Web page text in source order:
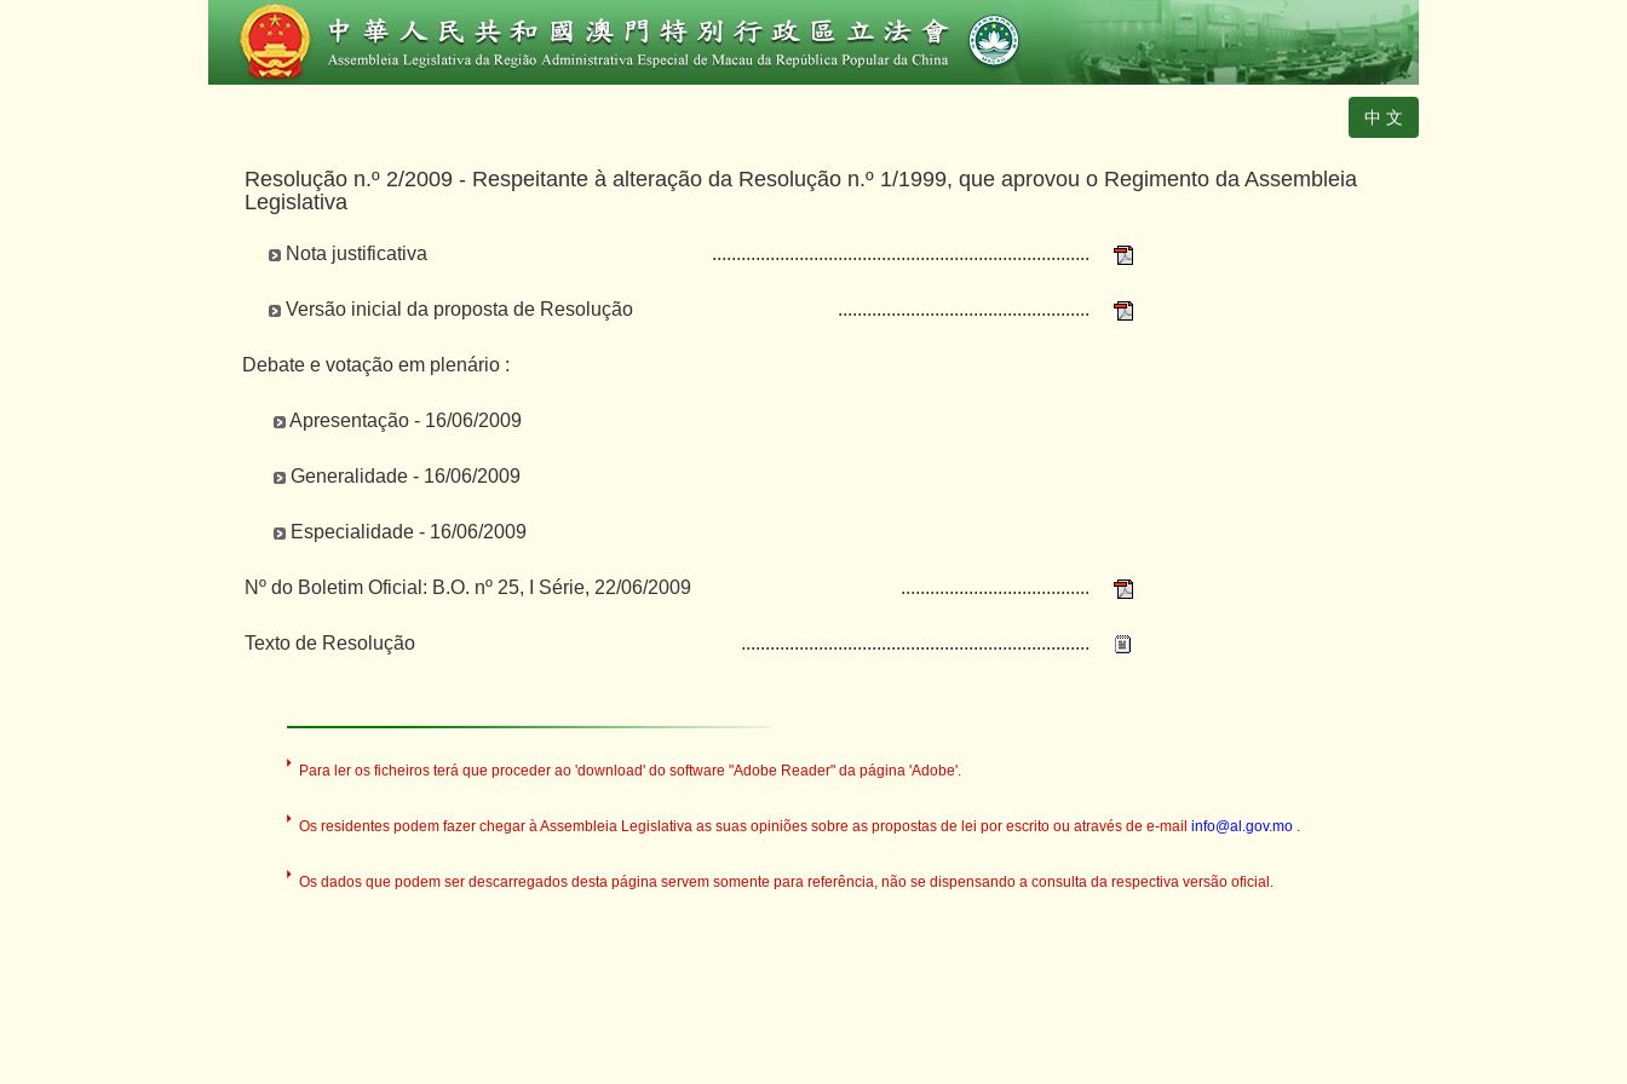
中 文
Resolução n.º 2/2009 - Respeitante à alteração da Resolução n.º 1/1999, que aprovou o Regimento da Assembleia
Legislativa
Nota justificativa ..............................................................................
Versão inicial da proposta de Resolução ....................................................
Debate e votação em plenário :
Apresentação - 16/06/2009
Generalidade - 16/06/2009
Especialidade - 16/06/2009
Nº do Boletim Oficial: B.O. nº 25, I Série, 22/06/2009 .......................................
Texto de Resolução ........................................................................
Para ler os ficheiros terá que proceder ao 'download' do software "Adobe Reader" da página 'Adobe'.
Os residentes podem fazer chegar à Assembleia Legislativa as suas opiniões sobre as propostas de lei por escrito ou através de e-mail info@al.gov.mo .
Os dados que podem ser descarregados desta página servem somente para referência, não se dispensando a consulta da respectiva versão oficial.